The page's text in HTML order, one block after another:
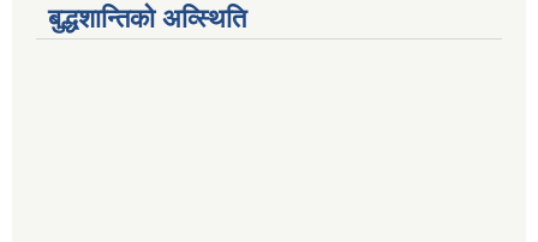
बुद्धशान्तिको अव्स्थिति